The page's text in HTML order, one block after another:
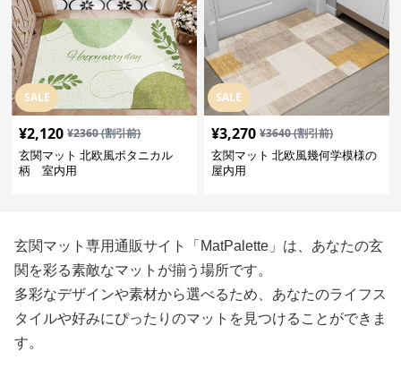
SALE
¥2,120 ¥2360(割引前)
玄関マット 北欧風ボタニカル
柄 室内用
SALE
¥3,270 ¥3640(割引前)
玄関マット 北欧風幾何学模様の
屋内用
玄関マット専用通販サイト「MatPalette」は、あなたの玄
関を彩る素敵なマットが揃う場所です。
多彩なデザインや素材から選べるため、あなたのライフス
タイルや好みにぴったりのマットを見つけることができま
す。